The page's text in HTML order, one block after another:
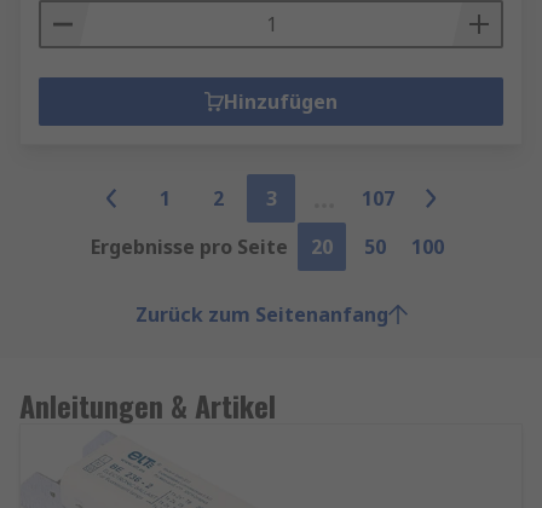
Hinzufügen
1 2 3
107
Ergebnisse pro Seite
20 50 100
Zurück zum Seitenanfang
Anleitungen & Artikel